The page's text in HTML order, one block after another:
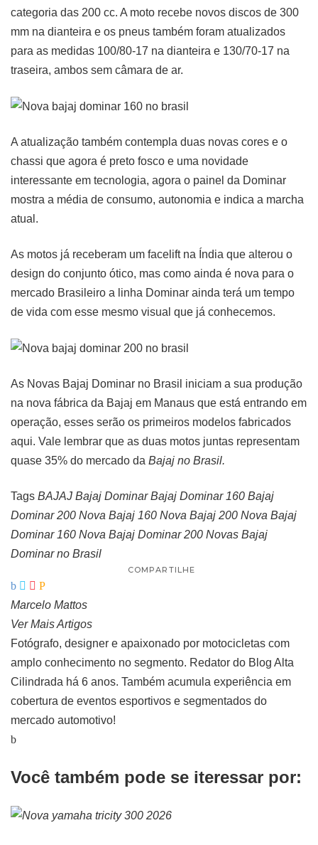
categoria das 200 cc. A moto recebe novos discos de 300
mm na dianteira e os pneus também foram atualizados
para as medidas 100/80-17 na dianteira e 130/70-17 na
traseira, ambos sem câmara de ar.
A atualização também contempla duas novas cores e o
chassi que agora é preto fosco e uma novidade
interessante em tecnologia, agora o painel da Dominar
mostra a média de consumo, autonomia e indica a marcha
atual.
As motos já receberam um facelift na Índia que alterou o
design do conjunto ótico, mas como ainda é nova para o
mercado Brasileiro a linha Dominar ainda terá um tempo
de vida com esse mesmo visual que já conhecemos.
As Novas Bajaj Dominar no Brasil iniciam a sua produção
na nova fábrica da Bajaj em Manaus que está entrando em
operação, esses serão os primeiros modelos fabricados
aqui. Vale lembrar que as duas motos juntas representam
quase 35% do mercado da Bajaj no Brasil.
Tags BAJAJ Bajaj Dominar Bajaj Dominar 160 Bajaj
Dominar 200 Nova Bajaj 160 Nova Bajaj 200 Nova Bajaj
Dominar 160 Nova Bajaj Dominar 200 Novas Bajaj
Dominar no Brasil
COMPARTILHE
Marcelo Mattos
Ver Mais Artigos
Fotógrafo, designer e apaixonado por motocicletas com
amplo conhecimento no segmento. Redator do Blog Alta
Cilindrada há 6 anos. Também acumula experiência em
cobertura de eventos esportivos e segmentados do
mercado automotivo!
Você também pode se iteressar por: